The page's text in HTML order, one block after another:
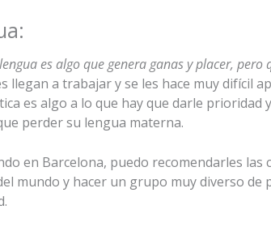
es algo que genera ganas y placer,
llegan a trabajar y se les hace muy difícil
es algo a lo que hay que darle
perder su lengua materna.
en Barcelona, puedo recomendarles
mundo y hacer un grupo muy diverso